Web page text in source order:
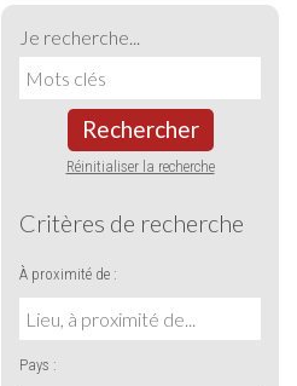
Je recherche...
Rechercher
Réinitialiser la recherche
Critères de recherche
À proximité de :
Pays :